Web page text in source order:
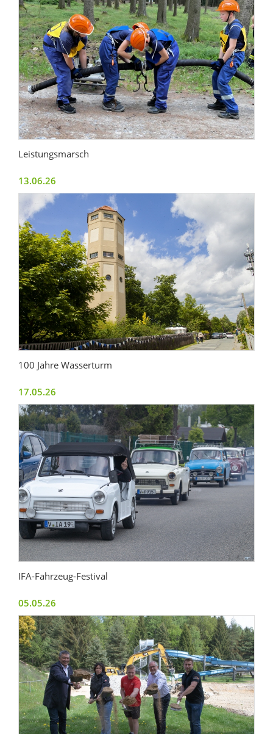
Leistungsmarsch
13.06.26
100 Jahre Wasserturm
17.05.26
IFA-Fahrzeug-Festival
05.05.26